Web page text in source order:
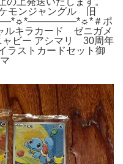
モンジャングル 旧
＃ポ
キラカード ゼニガメ
ャビー アシマリ 30周年
ラストカードセット御